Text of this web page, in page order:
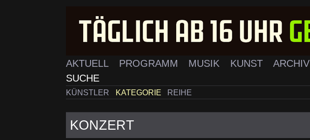
AKTUELL PROGRAMM MUSIK KUNST ARCHIV
SUCHE
KÜNSTLER KATEGORIE REIHE
KONZERT